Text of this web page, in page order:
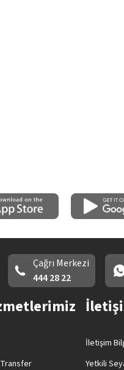
Çağrı Merkezi
444 28 22
İletişim
Yetkili